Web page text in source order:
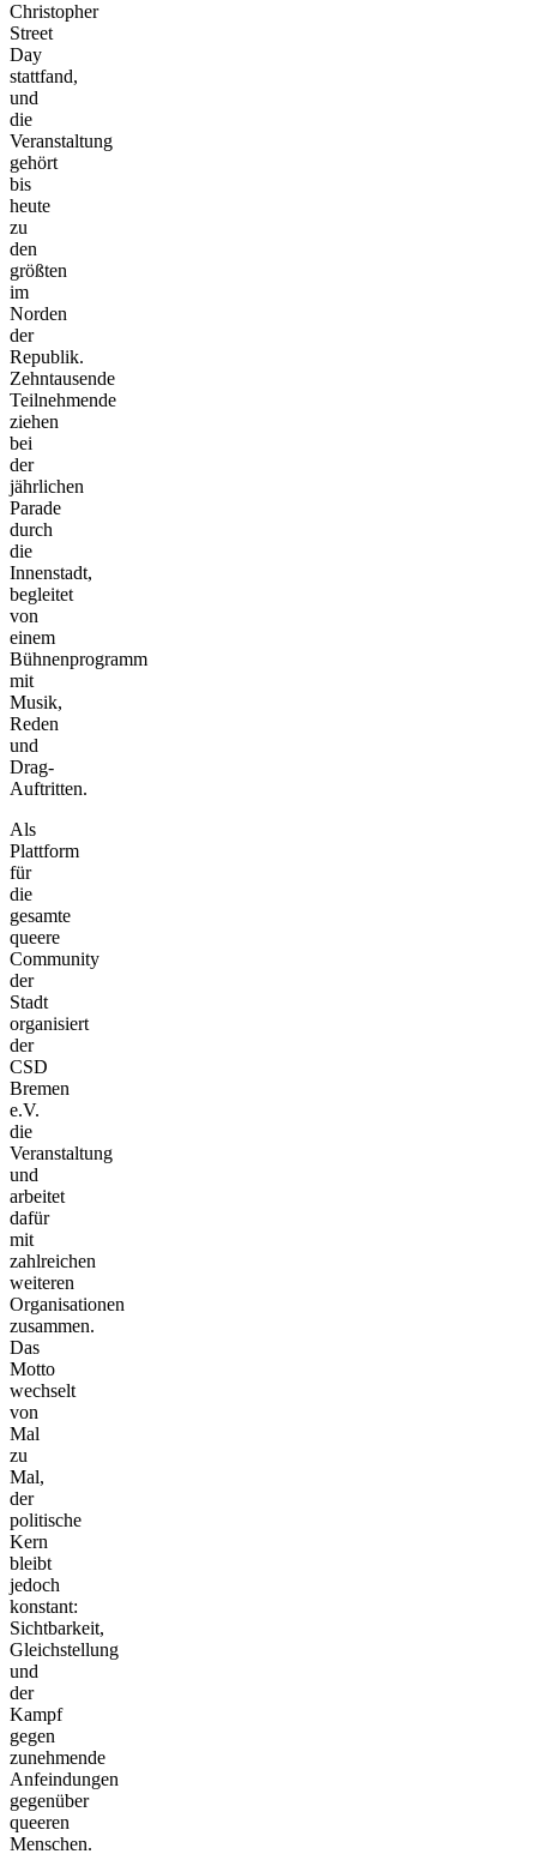
Christopher
Street
Day
stattfand,
und
die
Veranstaltung
gehört
bis
heute
zu
den
größten
im
Norden
der
Republik.
Zehntausende
Teilnehmende
ziehen
bei
der
jährlichen
Parade
durch
die
Innenstadt,
begleitet
von
einem
Bühnenprogramm
mit
Musik,
Reden
und
Drag-
Auftritten.
Als
Plattform
für
die
gesamte
queere
Community
der
Stadt
organisiert
der
CSD
Bremen
e.V.
die
Veranstaltung
und
arbeitet
dafür
mit
zahlreichen
weiteren
Organisationen
zusammen.
Das
Motto
wechselt
von
Mal
zu
Mal,
der
politische
Kern
bleibt
jedoch
konstant:
Sichtbarkeit,
Gleichstellung
und
der
Kampf
gegen
zunehmende
Anfeindungen
gegenüber
queeren
Menschen.